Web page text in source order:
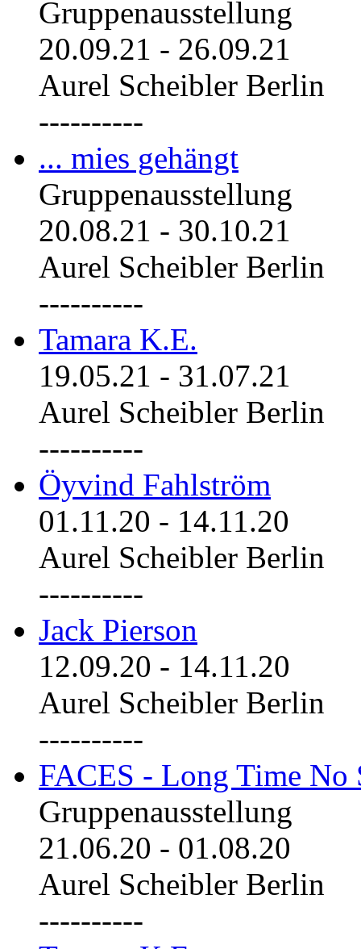
Gruppenausstellung
20.09.21 - 26.09.21
Aurel Scheibler Berlin
----------
... mies gehängt
Gruppenausstellung
20.08.21 - 30.10.21
Aurel Scheibler Berlin
----------
Tamara K.E.
19.05.21 - 31.07.21
Aurel Scheibler Berlin
----------
Öyvind Fahlström
01.11.20 - 14.11.20
Aurel Scheibler Berlin
----------
Jack Pierson
12.09.20 - 14.11.20
Aurel Scheibler Berlin
----------
FACES - Long Time No
Gruppenausstellung
21.06.20 - 01.08.20
Aurel Scheibler Berlin
----------